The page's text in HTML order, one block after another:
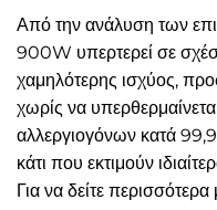
Από την ανάλυση των
900W υπερτερεί σε
χαμηλότερης ισχύος,
χωρίς να
αλλεργιογόνων κατά
κάτι που εκτιμούν
Για να δείτε περισσότερα